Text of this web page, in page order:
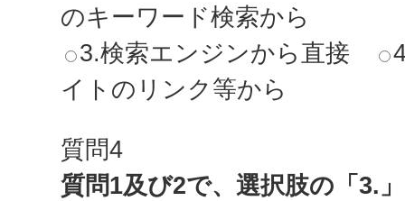
のキーワード検索から
3.検索エンジンから直接
イトのリンク等から
質問4
質問1及び2で、選択肢の「3.